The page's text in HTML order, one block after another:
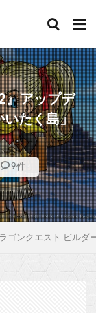
』アップデ
いたく島」
9件
ラゴンクエスト ビル